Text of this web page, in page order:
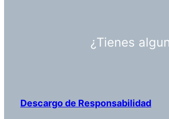
¿Tienes
Descargo de Responsabilidad